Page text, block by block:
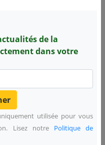
actualités de la
dans votre
utilisée pour vous
Lisez notre Politique de